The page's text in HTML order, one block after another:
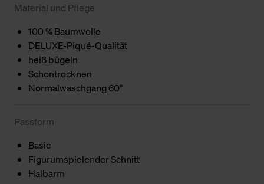
Material und Pflege
100 % Baumwolle
DELUXE-Piqué-Qualität
heiß bügeln
Schontrocknen
Normalwaschgang 60°
Passform
Basic
Figurumspielender Schnitt
Halbarm